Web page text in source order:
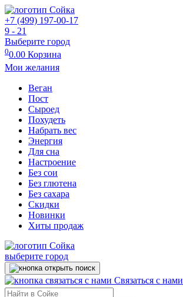
+7 (499) 197-00-17
9 - 21
Выберите город
00.00 Корзина
Мои желания
Веган
Пост
Сыроед
Похудеть
Набрать вес
Энергия
Для сна
Настроение
Без сои
Без глютена
Без сахара
Скидки
Новинки
Хиты продаж
выберите город
Связаться с нами